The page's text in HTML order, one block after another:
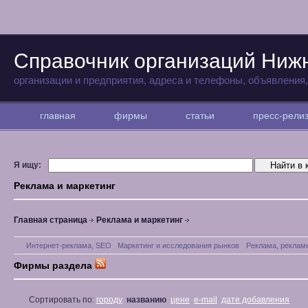
Справочник организаций
организации и предприятия, адреса и телефоны,
главная фирмы статьи пресс-
Я ищу:
Реклама и маркетинг
Главная страница Реклама и маркетинг
Интернет-реклама, SEO Маркетинг и исследования рынков Реклама,
Фирмы раздела
Сортировать по: городу названию цене e-mail дате добавления